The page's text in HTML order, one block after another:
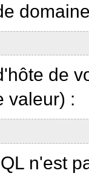
de
valeur) :
n'est